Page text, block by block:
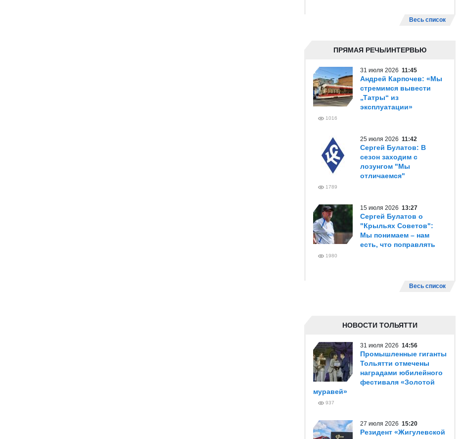
Весь список
ПРЯМАЯ РЕЧЬ/ИНТЕРВЬЮ
31 июля 2026 11:45
Андрей Карпочев: «Мы
стремимся вывести
„Татры“ из
эксплуатации»
1016
25 июля 2026 11:42
Сергей Булатов: В
сезон заходим с
лозунгом "Мы
отличаемся"
1789
15 июля 2026 13:27
Сергей Булатов о
"Крыльях Советов":
Мы понимаем – нам
есть, что поправлять
1980
Весь список
НОВОСТИ ТОЛЬЯТТИ
31 июля 2026 14:56
Промышленные гиганты
Тольятти отмечены
наградами юбилейного
фестиваля «Золотой
муравей»
937
27 июля 2026 15:20
Резидент «Жигулевской